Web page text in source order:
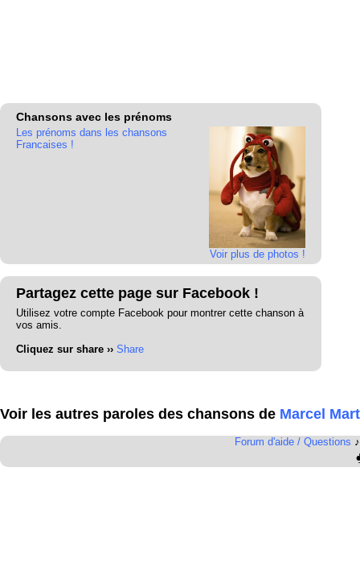
Chansons avec les prénoms
Voir plus de photos !
Les prénoms dans les chansons
Francaises !
Partagez cette page sur Facebook !
Utilisez votre compte Facebook pour montrer cette chanson à
vos amis.
Cliquez sur share ›› Share
Voir les autres paroles des chansons de Marcel
Forum d'aide / Questions